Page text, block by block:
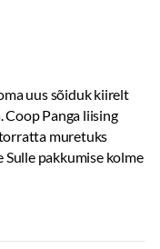
uus sõiduk kiirelt
Coop Panga liising
muretuks
pakkumise kolme